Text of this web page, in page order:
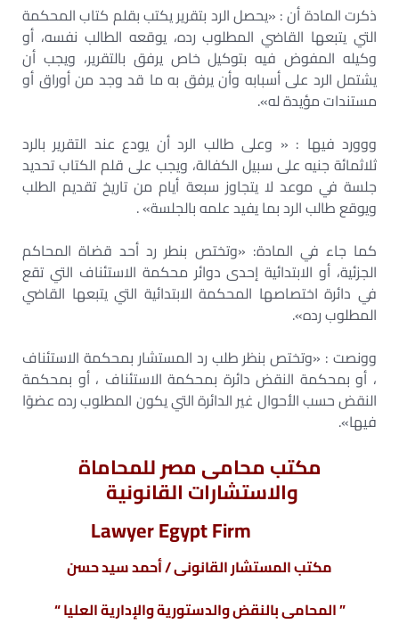
ذكرت المادة أن : «يحصل الرد بتقرير يكتب بقلم كتاب المحكمة
التي يتبعها القاضي المطلوب رده، يوقعه الطالب نفسه، أو
وكيله المفوض فيه بتوكيل خاص يرفق بالتقرير، ويجب أن
يشتمل الرد على أسبابه وأن يرفق به ما قد وجد من أوراق أو
مستندات مؤيدة له».
ووورد فيها : « وعلى طالب الرد أن يودع عند التقرير بالرد
ثلاثمائة جنيه على سبيل الكفالة، ويجب على قلم الكتاب تحديد
جلسة في موعد لا يتجاوز سبعة أيام من تاريخ تقديم الطلب
ويوقع طالب الرد بما يفيد علمه بالجلسة» .
كما جاء في المادة: «وتختص بنطر رد أحد قضاة المحاكم
الجزئية، أو الابتدائية إحدى دوائر محكمة الاستئناف التي تقع
في دائرة اختصاصها المحكمة الابتدائية التي يتبعها القاضي
المطلوب رده».
وونصت : «وتختص بنظر طلب رد المستشار بمحكمة الاستئناف
، أو بمحكمة النقض دائرة بمحكمة الاستئناف ، أو بمحكمة
النقض حسب الأحوال غير الدائرة التي يكون المطلوب رده عضوًا
فيها».
مكتب محامى مصر للمحاماة
والاستشارات القانونية
مكتب المستشار القانونى / أحمد سيد حسن
” المحامى بالنقض والدستورية والإدارية العليا “